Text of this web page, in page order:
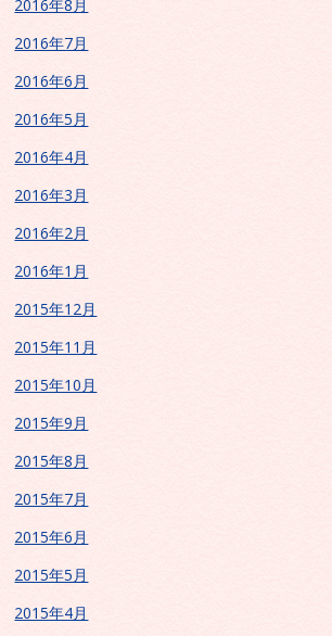
2016年8月
2016年7月
2016年6月
2016年5月
2016年4月
2016年3月
2016年2月
2016年1月
2015年12月
2015年11月
2015年10月
2015年9月
2015年8月
2015年7月
2015年6月
2015年5月
2015年4月